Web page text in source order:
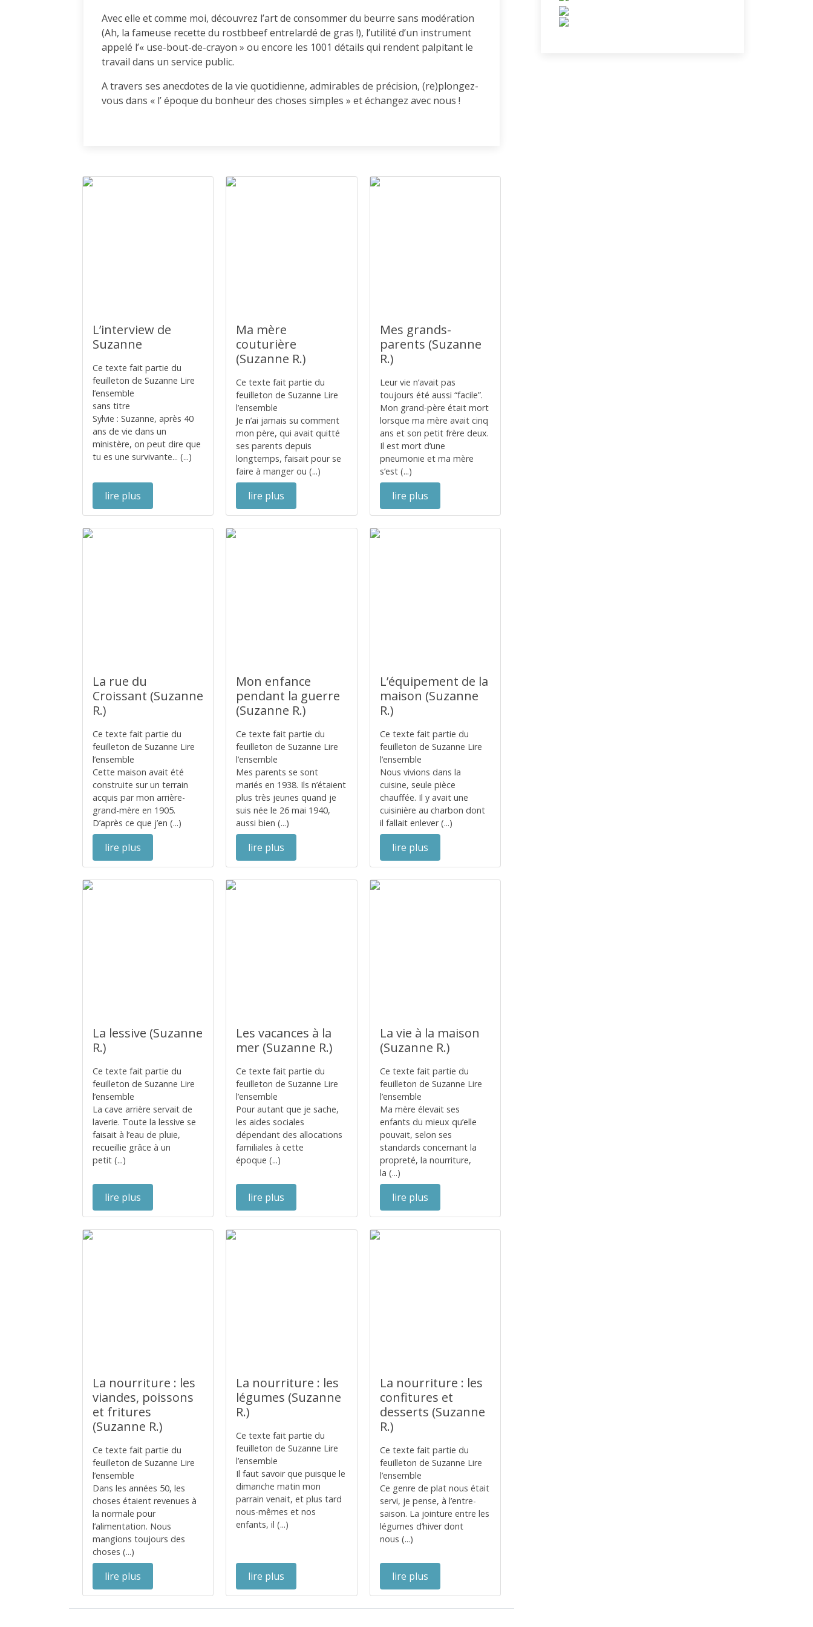
Avec elle et comme moi, découvrez l’art de consommer du beurre sans modération
(Ah, la fameuse recette du rostbbeef entrelardé de gras !), l’utilité d’un instrument
appelé l’« use-bout-de-crayon » ou encore les 1001 détails qui rendent palpitant le
travail dans un service public.
A travers ses anecdotes de la vie quotidienne, admirables de précision, (re)plongez-
vous dans « l’ époque du bonheur des choses simples » et échangez avec nous !
L’interview de
Suzanne
Ce texte fait partie du
feuilleton de Suzanne Lire
l’ensemble
sans titre
Sylvie : Suzanne, après 40
ans de vie dans un
ministère, on peut dire que
tu es une survivante... (...)
lire plus
Ma mère
couturière
(Suzanne R.)
Ce texte fait partie du
feuilleton de Suzanne Lire
l’ensemble
Je n’ai jamais su comment
mon père, qui avait quitté
ses parents depuis
longtemps, faisait pour se
faire à manger ou (...)
lire plus
Mes grands-
parents (Suzanne
R.)
Leur vie n’avait pas
toujours été aussi “facile”.
Mon grand-père était mort
lorsque ma mère avait cinq
ans et son petit frère deux.
Il est mort d’une
pneumonie et ma mère
s’est (...)
lire plus
La rue du
Croissant (Suzanne
R.)
Ce texte fait partie du
feuilleton de Suzanne Lire
l’ensemble
Cette maison avait été
construite sur un terrain
acquis par mon arrière-
grand-mère en 1905.
D’après ce que j’en (...)
lire plus
Mon enfance
pendant la guerre
(Suzanne R.)
Ce texte fait partie du
feuilleton de Suzanne Lire
l’ensemble
Mes parents se sont
mariés en 1938. Ils n’étaient
plus très jeunes quand je
suis née le 26 mai 1940,
aussi bien (...)
lire plus
L’équipement de la
maison (Suzanne
R.)
Ce texte fait partie du
feuilleton de Suzanne Lire
l’ensemble
Nous vivions dans la
cuisine, seule pièce
chauffée. Il y avait une
cuisinière au charbon dont
il fallait enlever (...)
lire plus
La lessive (Suzanne
R.)
Ce texte fait partie du
feuilleton de Suzanne Lire
l’ensemble
La cave arrière servait de
laverie. Toute la lessive se
faisait à l’eau de pluie,
recueillie grâce à un
petit (...)
lire plus
Les vacances à la
mer (Suzanne R.)
Ce texte fait partie du
feuilleton de Suzanne Lire
l’ensemble
Pour autant que je sache,
les aides sociales
dépendant des allocations
familiales à cette
époque (...)
lire plus
La vie à la maison
(Suzanne R.)
Ce texte fait partie du
feuilleton de Suzanne Lire
l’ensemble
Ma mère élevait ses
enfants du mieux qu’elle
pouvait, selon ses
standards concernant la
propreté, la nourriture,
la (...)
lire plus
La nourriture : les
viandes, poissons
et fritures
(Suzanne R.)
Ce texte fait partie du
feuilleton de Suzanne Lire
l’ensemble
Dans les années 50, les
choses étaient revenues à
la normale pour
l’alimentation. Nous
mangions toujours des
choses (...)
lire plus
La nourriture : les
légumes (Suzanne
R.)
Ce texte fait partie du
feuilleton de Suzanne Lire
l’ensemble
Il faut savoir que puisque le
dimanche matin mon
parrain venait, et plus tard
nous-mêmes et nos
enfants, il (...)
lire plus
La nourriture : les
confitures et
desserts (Suzanne
R.)
Ce texte fait partie du
feuilleton de Suzanne Lire
l’ensemble
Ce genre de plat nous était
servi, je pense, à l’entre-
saison. La jointure entre les
légumes d’hiver dont
nous (...)
lire plus